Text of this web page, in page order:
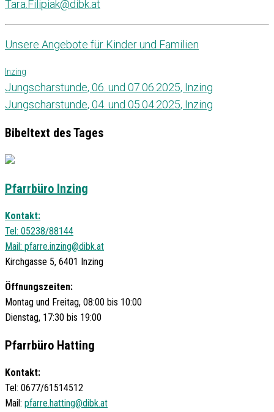
Tara.Filipiak@dibk.at
Unsere Angebote für Kinder und Familien
Inzing
Jungscharstunde, 06. und 07.06.2025, Inzing
Jungscharstunde, 04. und 05.04.2025, Inzing
Bibeltext des Tages
Pfarrbüro Inzing
Kontakt:
Tel: 05238/88144
Mail: pfarre.inzing@dibk.at
Kirchgasse 5, 6401 Inzing
Öffnungszeiten:
Montag und Freitag, 08:00 bis 10:00
Dienstag, 17:30 bis 19:00
Pfarrbüro Hatting
Kontakt:
Tel: 0677/61514512
Mail: pfarre.hatting@dibk.at